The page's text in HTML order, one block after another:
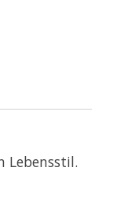
Lebensstil.